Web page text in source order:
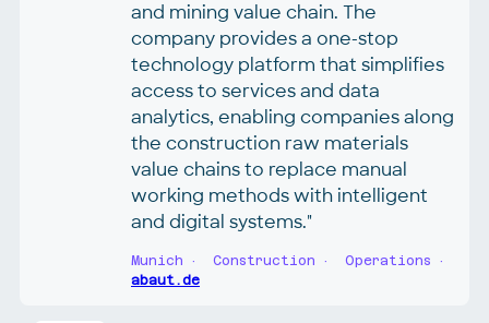
and mining value chain. The
company provides a one-stop
technology platform that simplifies
access to services and data
analytics, enabling companies along
the construction raw materials
value chains to replace manual
working methods with intelligent
and digital systems."
Munich Construction
Operations
abaut.de